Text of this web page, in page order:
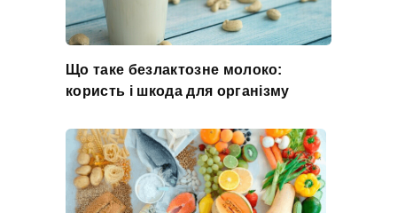
Що таке безлактозне молоко:
користь і шкода для організму